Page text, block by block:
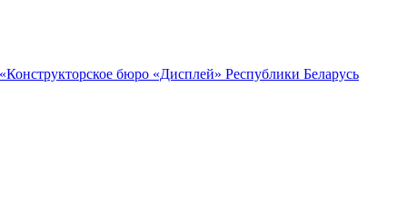
бюро «Дисплей» Республики Беларусь